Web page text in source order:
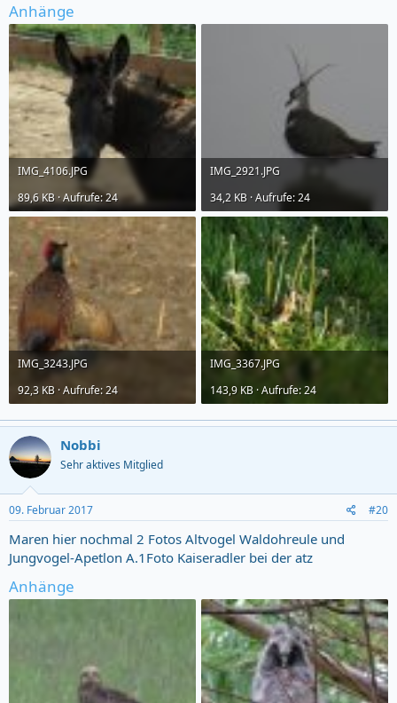
Anhänge
IMG_4106.JPG
89,6 KB · Aufrufe: 24
IMG_2921.JPG
34,2 KB · Aufrufe: 24
IMG_3243.JPG
92,3 KB · Aufrufe: 24
IMG_3367.JPG
143,9 KB · Aufrufe: 24
Nobbi
Sehr aktives Mitglied
09. Februar 2017 #20
Maren hier nochmal 2 Fotos Altvogel Waldohreule und
Jungvogel-Apetlon A.1Foto Kaiseradler bei der atz
Anhänge